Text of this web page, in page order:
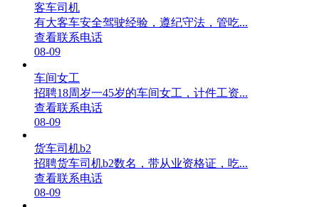
客车司机
有大客车安全驾驶经验，遵纪守法，管吃...
查看联系电话
08-09
车间女工
招聘18周岁一45岁的车间女工，计件工资...
查看联系电话
08-09
货车司机b2
招聘货车司机b2数名，带从业资格证，吃...
查看联系电话
08-09